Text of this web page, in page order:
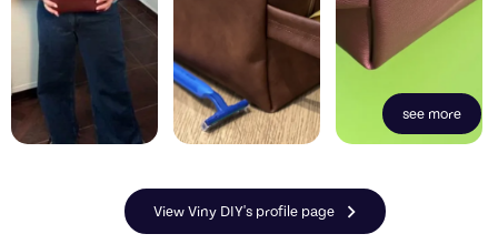
see more
View Viny DIY's profile page